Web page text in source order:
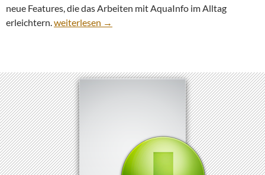
neue Features, die das Arbeiten mit AquaInfo im Alltag
erleichtern.AquaInfo 12 Service Pack 15
weiterlesen →